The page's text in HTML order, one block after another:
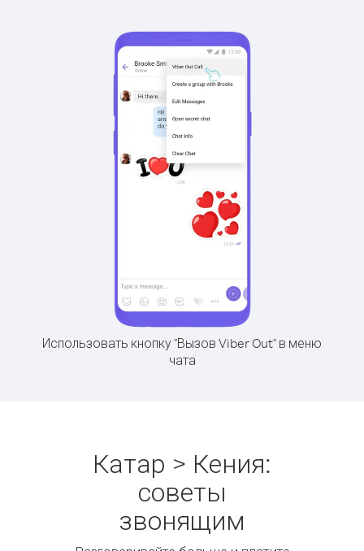
Использовать кнопку "Вызов Viber Out" в меню
чата
Катар > Кения:
советы
звонящим